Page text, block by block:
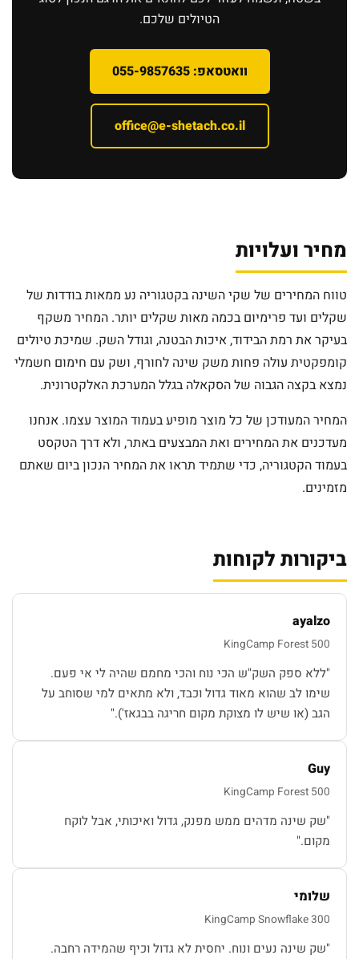
הטיולים שלכם.
וואטסאפ: 055-9857635
office@e-shetach.co.il
מחיר ועלויות
טווח המחירים של שקי השינה בקטגוריה נע ממאות בודדות של
שקלים ועד פרימיום בכמה מאות שקלים יותר. המחיר משקף
בעיקר את רמת הבידוד, איכות הבטנה, וגודל השק. שמיכת טיולים
קומפקטית עולה פחות משק שינה לחורף, ושק עם חימום חשמלי
נמצא בקצה הגבוה של הסקאלה בגלל המערכת האלקטרונית.
המחיר המעודכן של כל מוצר מופיע בעמוד המוצר עצמו. אנחנו
מעדכנים את המחירים ואת המבצעים באתר, ולא דרך הטקסט
בעמוד הקטגוריה, כדי שתמיד תראו את המחיר הנכון ביום שאתם
מזמינים.
ביקורות לקוחות
ayalzo
KingCamp Forest 500
"ללא ספק השק"ש הכי נוח והכי מחמם שהיה לי אי פעם.
שימו לב שהוא מאוד גדול וכבד, ולא מתאים למי שסוחב על
הגב (או שיש לו מצוקת מקום חריגה בבגאז')."
Guy
KingCamp Forest 500
"שק שינה מדהים ממש מפנק, גדול ואיכותי, אבל לוקח
מקום."
שלומי
KingCamp Snowflake 300
"שק שינה נעים ונוח. יחסית לא גדול וכיף שהמידה רחבה.